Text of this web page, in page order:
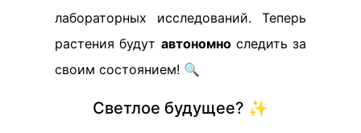
лабораторных исследований. Теперь
растения будут автономноследить за
своим состоянием! 🔍
Светлое будущее? ✨